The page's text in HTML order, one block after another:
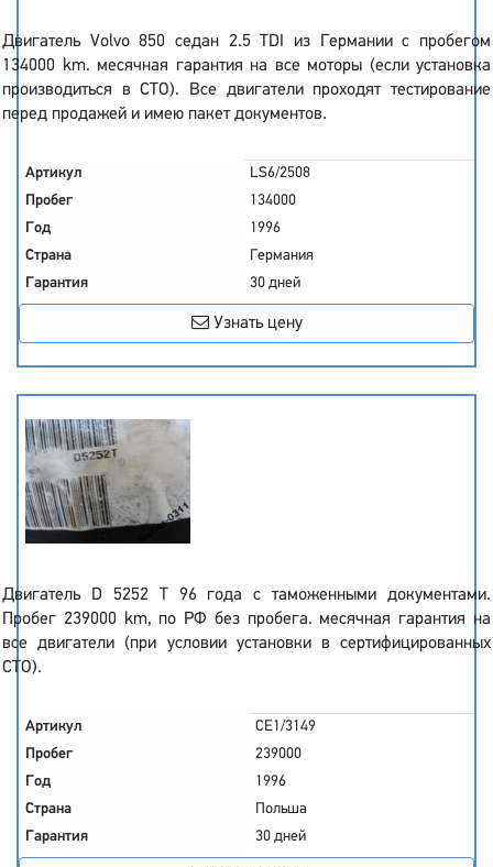
Двигатель Volvo 850 седан 2.5 TDI из Германии с пробегом
134000 km. месячная гарантия на все моторы (если установка
производиться в СТО). Все двигатели проходят тестирование
перед продажей и имею пакет документов.
Артикул
LS6/2508
Пробег
134000
Год
1996
Страна
Германия
Гарантия
30 дней
Узнать цену
Двигатель D 5252 T 96 года с таможенными документами.
Пробег 239000 km, по РФ без пробега. месячная гарантия на
все двигатели (при условии установки в сертифицированных
СТО).
Артикул
CE1/3149
Пробег
239000
Год
1996
Страна
Польша
Гарантия
30 дней